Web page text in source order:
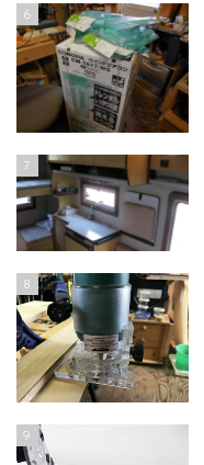
6
7
8
9